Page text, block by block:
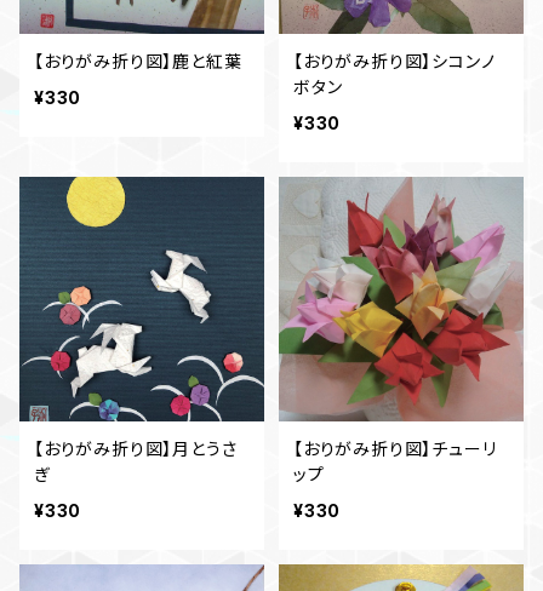
【おりがみ折り図】鹿と紅葉
¥330
【おりがみ折り図】シコンノ
ボタン
¥330
【おりがみ折り図】月とうさ
ぎ
¥330
【おりがみ折り図】チューリ
ップ
¥330